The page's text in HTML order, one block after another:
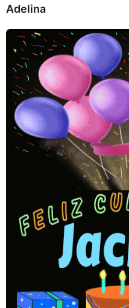
Adelina